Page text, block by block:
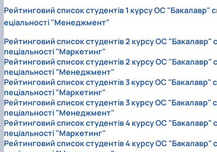
Рейтинговий список студентів 1 курсу ОС "Бакалавр"
еціальності "Менеджмент"
Рейтинговий список студентів 2 курсу ОС "Бакалавр" с
пеціальності "Маркетинг"
Рейтинговий список студентів 2 курсу ОС "Бакалавр" с
пеціальності "Менеджмент"
Рейтинговий список студентів 3 курсу ОС "Бакалавр" с
пеціальності "Маркетинг"
Рейтинговий список студентів 3 курсу ОС "Бакалавр" с
пеціальності "Менеджмент"
Рейтинговий список студентів 4 курсу ОС "Бакалавр" с
пеціальності "Маркетинг"
Рейтинговий список студентів 4 курсу ОС "Бакалавр" с